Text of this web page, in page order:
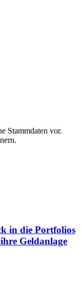
Stammdaten vor.
in die Portfolios
Geldanlage